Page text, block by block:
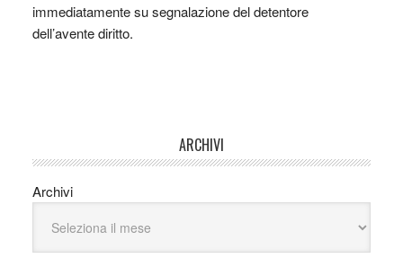
immediatamente su segnalazione del detentore
dell’avente diritto.
ARCHIVI
Archivi